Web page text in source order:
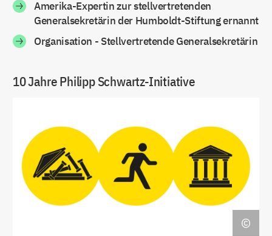
Amerika-Expertin zur stellvertretenden
Generalsekretärin der Humboldt-Stiftung ernannt
Organisation - Stellvertretende Generalsekretärin
10 Jahre Philipp Schwartz-Initiative